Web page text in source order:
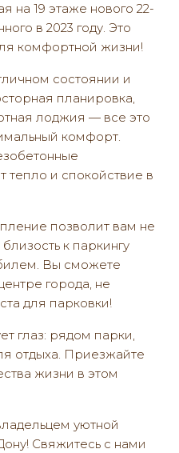
на 19 этаже нового 22-
в 2023 году. Это
комфортной жизни!
состоянии и
планировка,
лоджия — все это
комфорт.
тепло и спокойствие в
позволит вам не
к паркингу
Вы сможете
города, не
для парковки!
глаз: рядом парки,
отдыха. Приезжайте
жизни в этом
уютной
Свяжитесь с нами